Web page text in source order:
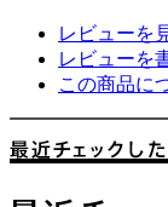
レビューを
レビューを
この商品に